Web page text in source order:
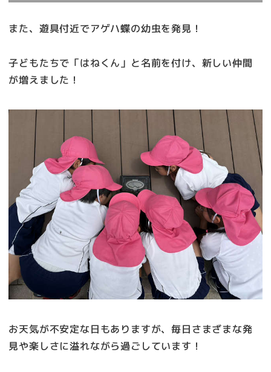
また、遊具付近でアゲハ蝶の幼虫を発見！
子どもたちで「はねくん」と名前を付け、新しい仲間
が増えました！
お天気が不安定な日もありますが、毎日さまざまな発
見や楽しさに溢れながら過ごしています！